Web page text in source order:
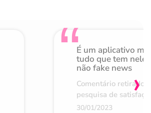
É um aplicativo
tudo que tem nele
não fake news
Comentário retirado
pesquisa de
30/01/2023
›